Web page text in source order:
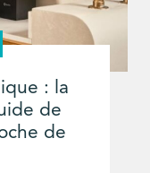
: la
de
de